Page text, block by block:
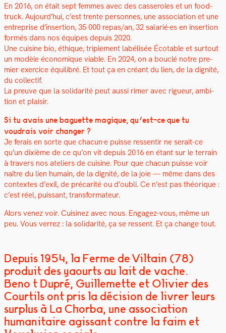
En 2016, on était sept femmes avec des casseroles et un food-
truck. Aujourd’hui, c’est trente per­son­nes, une asso­ci­a­tion et une
entre­prise d’insertion, 35 000 repas/an, 32 salarié·es en inser­tion
for­més dans nos équipes depuis 2020.
Une cui­sine bio, éthique, triple­ment labélisée Écotable et surtout
un mod­èle économique viable. En 2024, on a bouclé notre pre­
mier exer­ci­ce équili­bré. Et tout ça en créant du lien, de la dig­nité,
du col­lec­tif.
La preuve que la sol­i­dar­ité peut aus­si rimer avec rigueur, ambi­
tion et plaisir.
Si tu avais une baguette mag­ique, qu’est-ce que tu
voudrais voir chang­er ?
Je ferais en sorte que chacun·e puisse ressen­tir ne serait-ce
qu’un dix­ième de ce qu’on vit depuis 2016 en étant sur le ter­rain
à tra­vers nos ate­liers de cui­sine. Pour que cha­cun puisse voir
naître du lien humain, de la dig­nité, de la joie — même dans des
con­textes d’exil, de pré­car­ité ou d’oubli. Ce n’est pas théorique :
c’est réel, puis­sant, trans­for­ma­teur.
Alors venez voir. Cuisinez avec nous. Engagez-vous, même un
peu. Vous ver­rez : la sol­i­dar­ité, ça se ressent. Et ça change tout.
Depuis 1954, la Ferme de Viltain (78)
produit des yaourts au lait de vache.
Benoît Dupré, Guillemette et Olivier des
Courtils ont pris la décision de livrer leurs
surplus à La Chorba, une association
humanitaire agissant contre la faim et